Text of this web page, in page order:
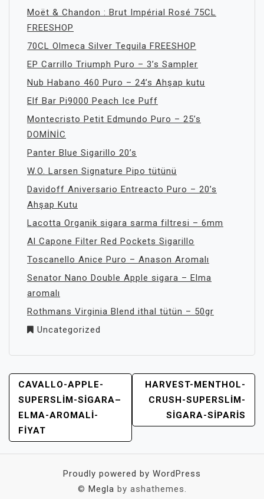
Moët & Chandon : Brut Impérial Rosé 75CL
FREESHOP
70CL Olmeca Silver Tequila FREESHOP
EP Carrillo Triumph Puro – 3’s Sampler
Nub Habano 460 Puro – 24’s Ahşap kutu
Elf Bar Pi9000 Peach Ice Puff
Montecristo Petit Edmundo Puro – 25’s
DOMİNİC
Panter Blue Sigarillo 20’s
W.O. Larsen Signature Pipo tütünü
Davidoff Aniversario Entreacto Puro – 20’s
Ahşap Kutu
Lacotta Organik sigara sarma filtresi – 6mm
Al Capone Filter Red Pockets Sigarillo
Toscanello Anice Puro – Anason Aromalı
Senator Nano Double Apple sigara – Elma
aromalı
Rothmans Virginia Blend ithal tütün – 50gr
Uncategorized
YAZI
GEZINMESI
CAVALLO-APPLE-
SUPERSLIM-SIGARA–
ELMA-AROMALI-
FIYAT
HARVEST-MENTHOL-
CRUSH-SUPERSLIM-
SIGARA-SIPARIS
Proudly powered by WordPress
© Megla by ashathemes.